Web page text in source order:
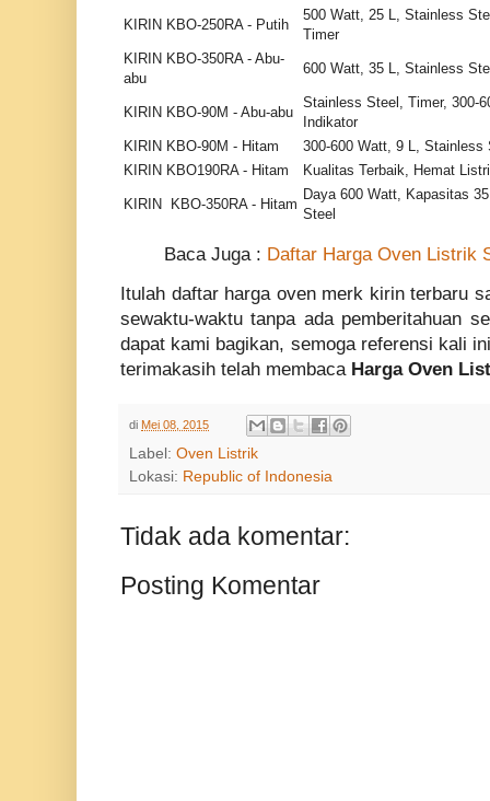
KIRIN KBO-250RA - Putih
500 Watt, 25 L, Stainless
Timer
KIRIN KBO-350RA - Abu-
abu
600 Watt, 35 L, Stainless
KIRIN KBO-90M - Abu-abu
Stainless Steel, Timer, 300-
Indikator
KIRIN KBO-90M - Hitam
300-600 Watt, 9 L, Stainless
KIRIN KBO190RA - Hitam
Kualitas Terbaik, Hemat
KIRIN KBO-350RA - Hitam
Daya 600 Watt, Kapasitas
Steel
Baca Juga : Daftar Harga Oven Listrik
Itulah daftar harga oven merk kirin terbaru
sewaktu-waktu tanpa ada pemberitahuan
dapat kami bagikan, semoga referensi kali
terimakasih telah membaca Harga Oven
di Mei 08, 2015
Label: Oven Listrik
Lokasi: Republic of Indonesia
Tidak ada komentar:
Posting Komentar